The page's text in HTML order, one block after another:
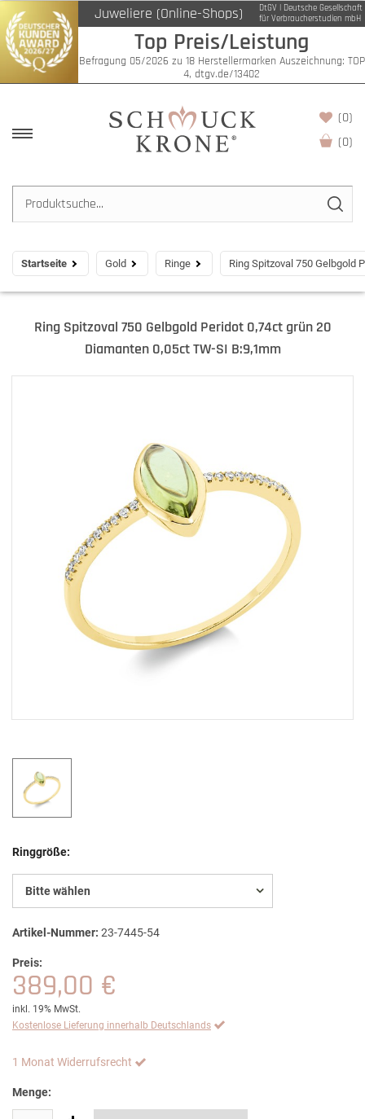
Juweliere (Online-Shops)
DtGV | Deutsche Gesellschaft
für Verbraucherstudien mbH
Top Preis/Leistung
Befragung 05/2026 zu 18 Herstellermarken Auszeichnung: TOP
4, dtgv.de/13402
(0)
(0)
Startseite Gold Ringe Ring Spitzoval 750 Gelbgold
Ring Spitzoval 750 Gelbgold Peridot 0,74ct grün 20
Diamanten 0,05ct TW-SI B:9,1mm
Ringgröße:
Bitte wählen
Artikel-Nummer: 23-7445-54
Preis:
389,00 €
inkl. 19% MwSt.
Kostenlose Lieferung innerhalb Deutschlands
1 Monat Widerrufsrecht
Menge: